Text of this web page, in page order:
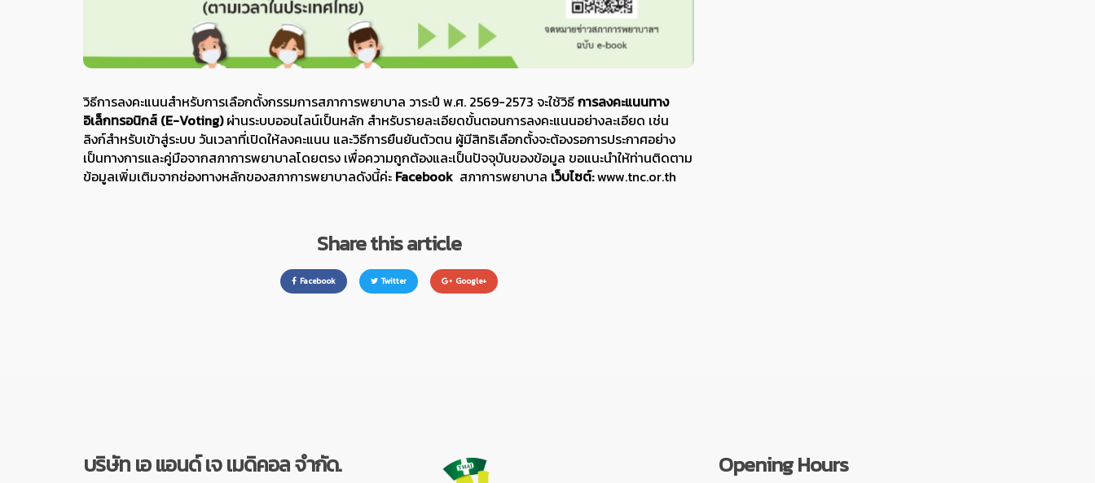
วิธีการลงคะแนนสำหรับการเลือกตั้งกรรมการสภาการพยาบาล วาระปี พ.ศ. 2569-2573 จะใช้วิธีการลงคะแนนทาง
อิเล็กทรอนิกส์ (E-Voting)ผ่านระบบออนไลน์เป็นหลัก สำหรับรายละเอียดขั้นตอนการลงคะแนนอย่างละเอียด เช่น
ลิงก์สำหรับเข้าสู่ระบบ วันเวลาที่เปิดให้ลงคะแนน และวิธีการยืนยันตัวตน ผู้มีสิทธิเลือกตั้งจะต้องรอการประกาศอย่าง
เป็นทางการและคู่มือจากสภาการพยาบาลโดยตรง เพื่อความถูกต้องและเป็นปัจจุบันของข้อมูล ขอแนะนำให้ท่านติดตาม
ข้อมูลเพิ่มเติมจากช่องทางหลักของสภาการพยาบาลดังนี้ค่ะ Facebook สภาการพยาบาล เว็บไซต์:www.tnc.or.th
Share this article
Facebook Twitter Google+
บริษัท เอ แอนด์ เจ เมดิคอล จำกัด. Opening Hours